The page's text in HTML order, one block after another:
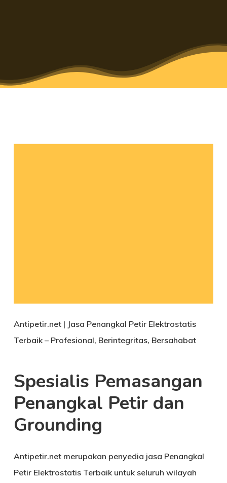
Spesialis Pemasangan
Penangkal Petir dan
Grounding
Antipetir.net merupakan penyedia jasa Penangkal
Petir Elektrostatis Terbaik untuk seluruh wilayah
Antipetir.net | Jasa Penangkal Petir Elektrostatis
Terbaik – Profesional, Berintegritas, Bersahabat